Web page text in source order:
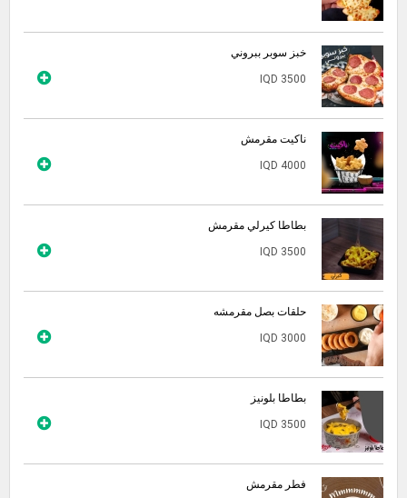
خبز سوبر ببروني
IQD 3500
ناكيت مقرمش
IQD 4000
بطاطا كيرلي مقرمش
IQD 3500
حلقات بصل مقرمشه
IQD 3000
بطاطا بلونيز
IQD 3500
فطر مقرمش